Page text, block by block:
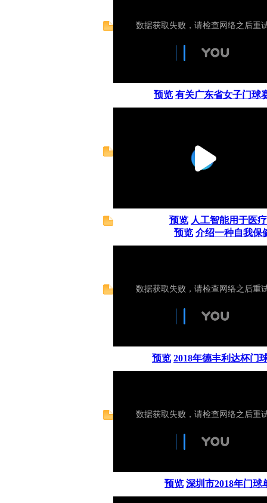
预览 有关广东省女子门球
预览 人工智能用于医
预览 介绍一种自我保
预览 2018年德丰利达杯门
预览 深圳市2018年门球